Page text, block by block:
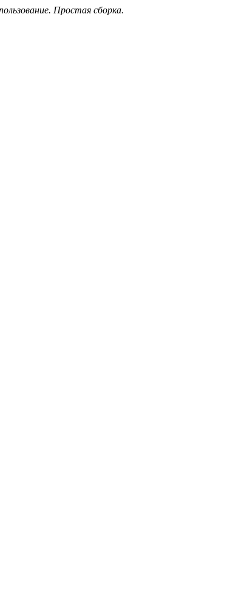
Простая сборка.